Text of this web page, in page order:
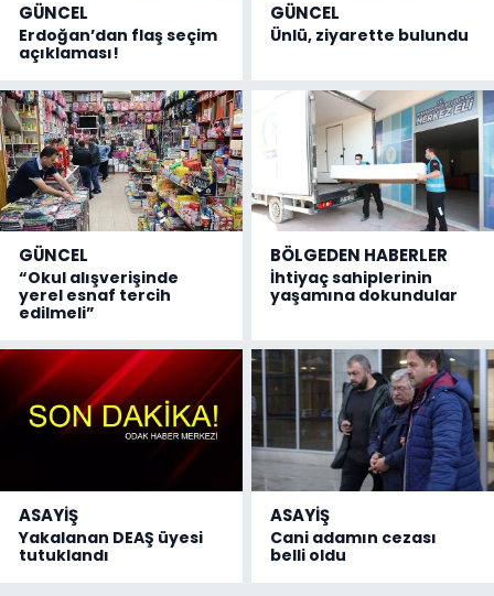
GÜNCEL
Erdoğan’dan flaş seçim
açıklaması!
GÜNCEL
Ünlü, ziyarette bulundu
GÜNCEL
“Okul alışverişinde
yerel esnaf tercih
edilmeli”
BÖLGEDEN HABERLER
İhtiyaç sahiplerinin
yaşamına dokundular
ASAYİŞ
Yakalanan DEAŞ üyesi
tutuklandı
ASAYİŞ
Cani adamın cezası
belli oldu